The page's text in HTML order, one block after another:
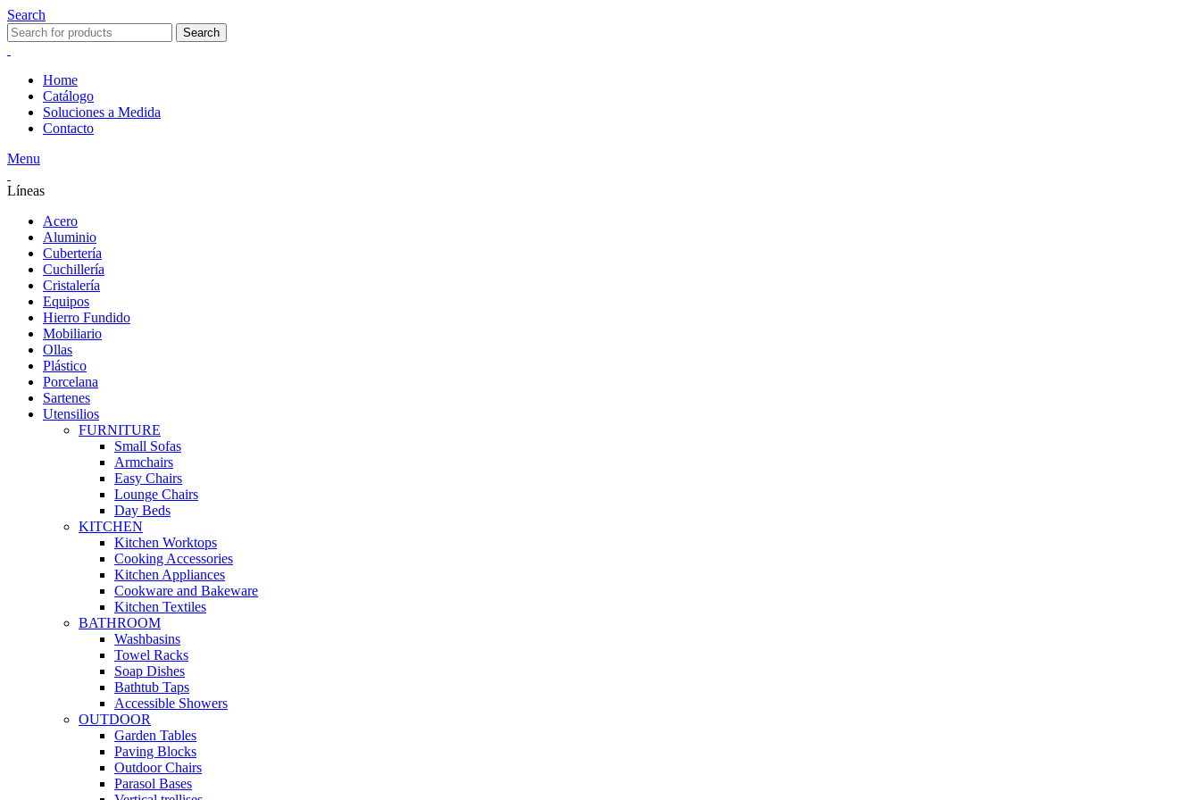
Search
Search
Home
Catálogo
Soluciones a Medida
Contacto
Menu
Líneas
Acero
Aluminio
Cubertería
Cuchillería
Cristalería
Equipos
Hierro Fundido
Mobiliario
Ollas
Plástico
Porcelana
Sartenes
Utensilios
FURNITURE
Small Sofas
Armchairs
Easy Chairs
Lounge Chairs
Day Beds
KITCHEN
Kitchen Worktops
Cooking Accessories
Kitchen Appliances
Cookware and Bakeware
Kitchen Textiles
BATHROOM
Washbasins
Towel Racks
Soap Dishes
Bathtub Taps
Accessible Showers
OUTDOOR
Garden Tables
Paving Blocks
Outdoor Chairs
Parasol Bases